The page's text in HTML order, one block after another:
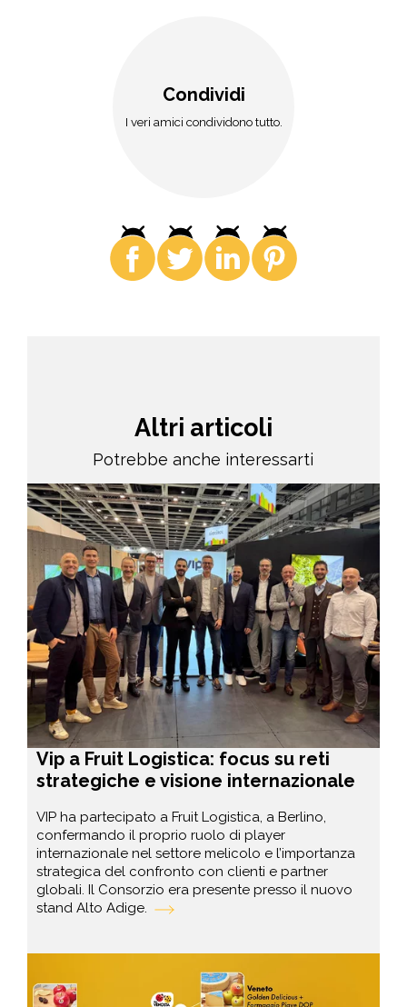
Condividi
I veri amici condividono tutto.
Altri articoli
Potrebbe anche interessarti
Vip a Fruit Logistica: focus su reti
strategiche e visione internazionale
VIP ha partecipato a Fruit Logistica, a Berlino,
confermando il proprio ruolo di player
internazionale nel settore melicolo e l’importanza
strategica del confronto con clienti e partner
globali. Il Consorzio era presente presso il nuovo
stand Alto Adige.